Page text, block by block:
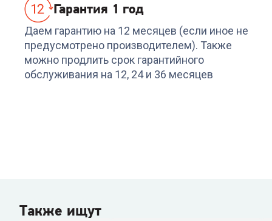
Гарантия 1 год
Даем гарантию на 12 месяцев (если иное не
предусмотрено производителем). Также
можно продлить срок гарантийного
обслуживания на 12, 24 и 36 месяцев
Также ищут